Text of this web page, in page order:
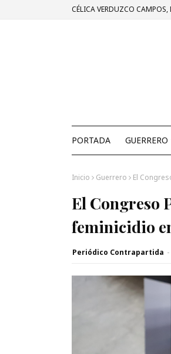
CÉLICA VERDUZCO CAMPOS,
PORTADA GUERRERO
Inicio Guerrero El
El Congreso
feminicidio
Periódico Contrapartida -